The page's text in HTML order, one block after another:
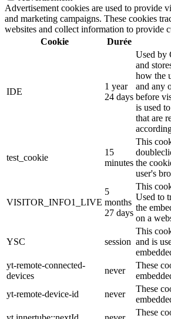
Advertisement cookies are used to provide
and marketing campaigns. These cookies
websites and collect information to provide
Cookie
Durée
IDE
1 year
24 days
Used by
and
how the
and any
before
is used
that are
test_cookie
15
minutes
This
the
user's
VISITOR_INFO1_LIVE
5
months
27 days
This
Used to
the
on a
YSC session
This
and is
yt-remote-connected-
devices
never
These
yt-remote-device-id
never
These
These